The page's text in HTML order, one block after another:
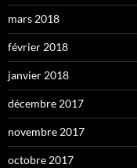
mars 2018
février 2018
janvier 2018
décembre 2017
novembre 2017
octobre 2017